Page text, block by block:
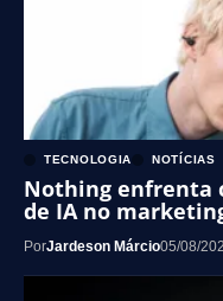
TECNOLOGIA NOTÍCIAS
Nothing enfrenta
de IA no
PorJardeson Márcio05/08/